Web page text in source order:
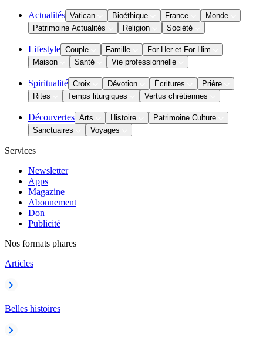
Actualités Vatican Bioéthique France
Monde
Patrimoine Actualités
Religion Société
Lifestyle Couple Famille
For Her et For Him
Maison
Santé Vie professionnelle
Spiritualité Croix Dévotion Écritures
Prière
Rites
Temps liturgiques Vertus chrétiennes
Découvertes Arts Histoire
Patrimoine Culture
Sanctuaires
Voyages
Services
Newsletter
Apps
Magazine
Abonnement
Don
Publicité
Nos formats phares
Articles
Belles histoires